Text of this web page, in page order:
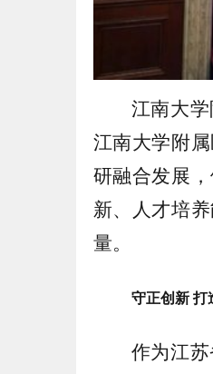
江南大
江南大学附
研融合发展
新、人才培
量。
守正创新 打
作为江